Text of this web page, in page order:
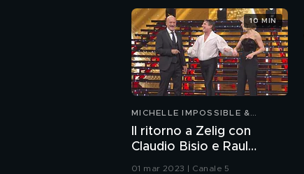
MICHELLE IMPOSSIBLE &
Il ritorno a Zelig con
Claudio Bisio e Raul
01 mar 2023 | Canale 5
10 MIN